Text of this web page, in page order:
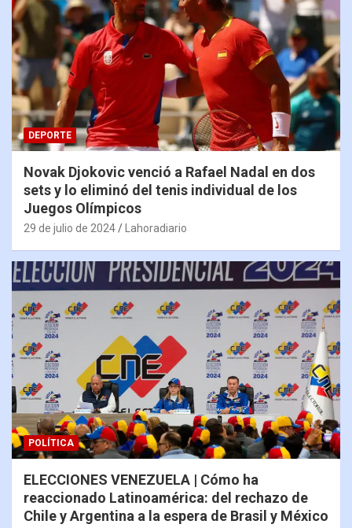
DEPORTE
Novak Djokovic venció a Rafael Nadal en dos
sets y lo eliminó del tenis individual de los
Juegos Olímpicos
29 de julio de 2024 Lahoradiario
POLÍTICA
ELECCIONES VENEZUELA | Cómo ha
reaccionado Latinoamérica: del rechazo de
Chile y Argentina a la espera de Brasil y México